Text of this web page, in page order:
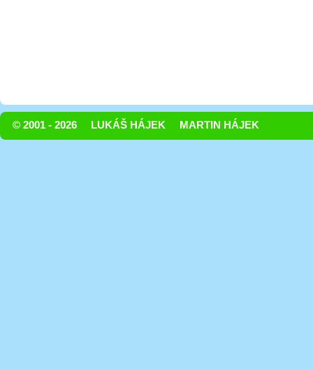
© 2001 - 2026 LUKÁŠ HÁJEK MARTIN HÁJEK